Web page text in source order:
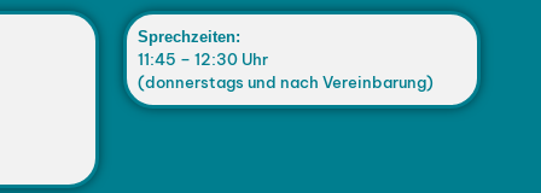
Sprechzeiten:
11:45 – 12:30 Uhr
(donnerstags und nach Vereinbarung)